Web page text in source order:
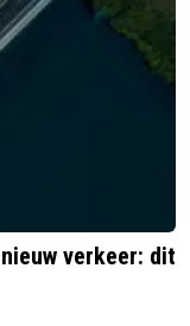
verkeer: dit